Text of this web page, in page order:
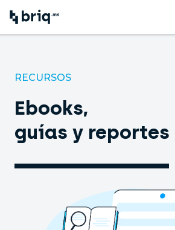
RECURSOS
Ebooks,
guías y reportes